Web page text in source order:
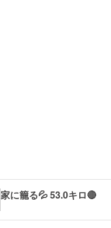
家に籠る💦 53.0キロ🔴